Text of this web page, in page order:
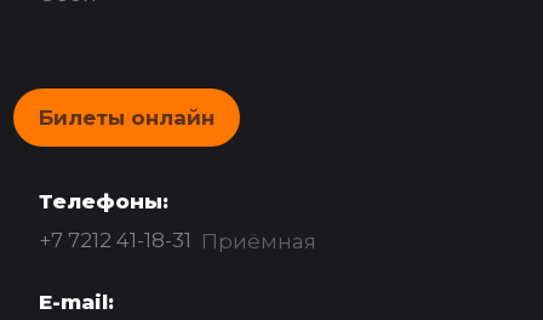
Билеты онлайн
Телефоны:
+7 7212 41-18-31 Приёмная
E-mail: